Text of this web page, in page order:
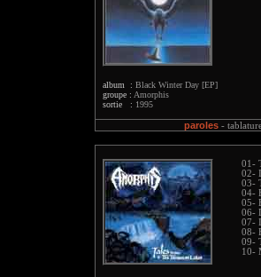
album : Black Winter Day [EP]
groupe : Amorphis
sortie : 1995
paroles-
01-
02-
03-
04-
05-
06-
07-
08-
09-
10-